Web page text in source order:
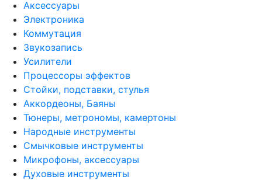
Аксессуары
Электроника
Коммутация
Звукозапись
Усилители
Процессоры эффектов
Стойки, подставки, стулья
Аккордеоны, Баяны
Тюнеры, метрономы, камертоны
Народные инструменты
Смычковые инструменты
Микрофоны, аксессуары
Духовые инструменты